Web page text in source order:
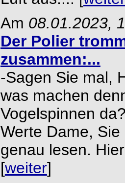
Am 08.01.2023,
Der Polier
zusammen:...
-Sagen Sie mal,
was machen
Vogelspinnen
Werte Dame,
genau lesen.
[weiter]